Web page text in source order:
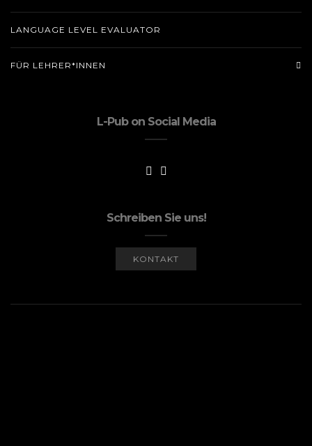
LANGUAGE LEVEL EVALUATOR
FÜR LEHRER*INNEN
L-Pub on Social Media
Schreiben Sie uns!
KONTAKT